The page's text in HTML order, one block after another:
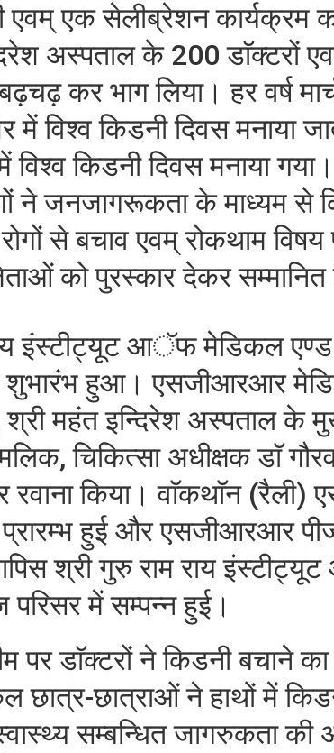
एवम् एक सेलीब्रेशन कार्यक्रम
अस्पताल के 200 डाॅक्टरों
कर भाग लिया। हर वर्ष
में विश्व किडनी दिवस मनाया
में विश्व किडनी दिवस मनाया
ने जनजागरूकता के माध्यम से
से बचाव एवम् रोकथाम
को पुरस्कार देकर सम्मानित
इंस्टीट्यूट आॅफ मेडिकल
शुभारंभ हुआ। एसजीआरआर
श्री महंत इन्दिरेश अस्पताल के
चिकित्सा अधीक्षक डाॅ
रवाना किया। वाॅकथाॅन
हुई और एसजीआरआर
श्री गुरु राम राय
में सम्पन्न हुई।
पर डाॅक्टरों ने किडनी बचाने
छात्र-छात्राओं ने हाथों में
सम्बन्धित जागरुकता